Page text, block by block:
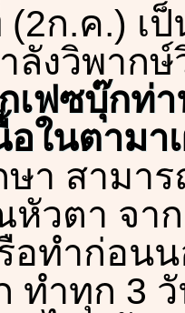
(2ก.ค.) เ
ลังวิพาก
เฟซบุ๊กท่
อในตามา
ษา สามา
หัวตา จา
อทำก่อน
ทำทุก 3